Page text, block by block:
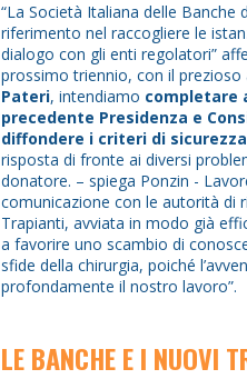
“La Società Italiana delle
riferimento nel raccogliere le
dialogo con gli enti regolatori”
prossimo triennio, con il prezioso
Pateri, intendiamo completare
precedente Presidenza e
diffondere i criteri di
risposta di fronte ai diversi
donatore. – spiega Ponzin -
comunicazione con le autorità di
Trapianti, avviata in modo già
a favorire uno scambio di
sfide della chirurgia, poiché
profondamente il nostro lavoro”.
LE BANCHE E I NUOVI